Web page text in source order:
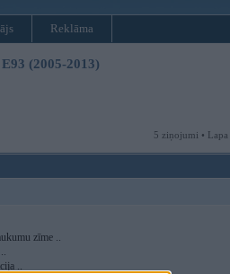
Reklāma
(2005-2013)
5 ziņojumi • Lapa
zīme ..
..